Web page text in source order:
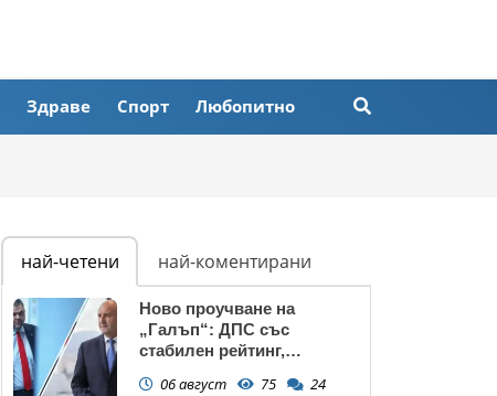
Здраве Спорт Любопитно
най-четени най-коментирани
Ново проучване на
„Галъп“: ДПС със
стабилен рейтинг,
06 август 75 24